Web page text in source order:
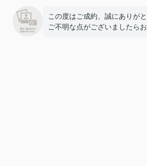
この度はご成約、誠にありがと
ご不明な点がございましたら